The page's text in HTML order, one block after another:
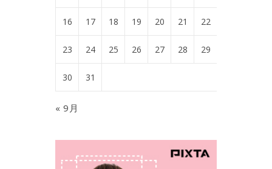
16 17 18 19 20 21 22
23 24 25 26 27 28 29
30 31
« 9月